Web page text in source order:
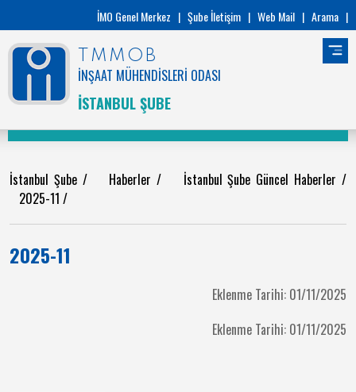
İMO Genel Merkez | Şube İletişim | Web Mail | Arama |
TMMOB
İNŞAAT MÜHENDİSLERİ ODASI
İSTANBUL ŞUBE
İstanbul Şube / Haberler/ İstanbul Şube Güncel Haberler/
2025-11 /
2025-11
Eklenme Tarihi: 01/11/2025
Eklenme Tarihi: 01/11/2025